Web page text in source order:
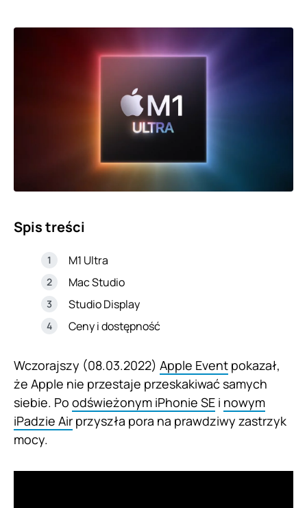
Spis treści
M1 Ultra
Mac Studio
Studio Display
Ceny i dostępność
Wczorajszy (08.03.2022) Apple Event pokazał,
że Apple nie przestaje przeskakiwać samych
siebie. Po odświeżonym iPhonie SE i nowym
iPadzie Air przyszła pora na prawdziwy zastrzyk
mocy.